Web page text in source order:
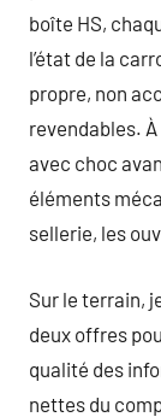
boîte HS,
l’état de la
propre, non
revendables.
avec choc
éléments
sellerie, les
Sur le terrain,
deux offres
qualité des
nettes du